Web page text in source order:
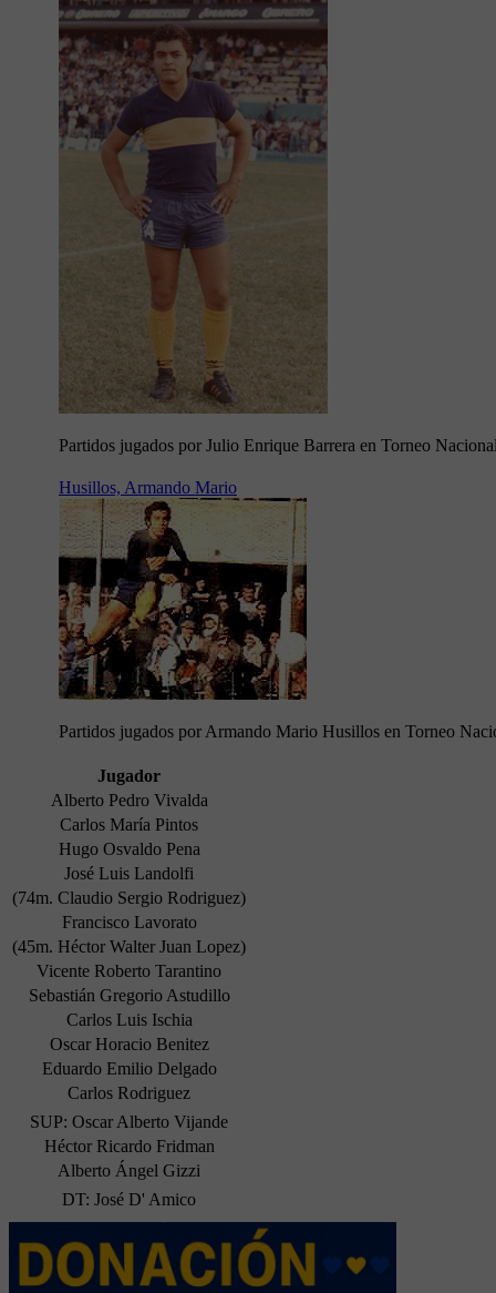
Partidos jugados por Julio Enrique Barrera en Torneo
Husillos, Armando Mario
Partidos jugados por Armando Mario Husillos en Torneo
Jugador
Alberto Pedro Vivalda
Carlos María Pintos
Hugo Osvaldo Pena
José Luis Landolfi
(74m. Claudio Sergio Rodriguez)
Francisco Lavorato
(45m. Héctor Walter Juan Lopez)
Vicente Roberto Tarantino
Sebastián Gregorio Astudillo
Carlos Luis Ischia
Oscar Horacio Benitez
Eduardo Emilio Delgado
Carlos Rodriguez
SUP: Oscar Alberto Vijande
Héctor Ricardo Fridman
Alberto Ángel Gizzi
DT: José D' Amico